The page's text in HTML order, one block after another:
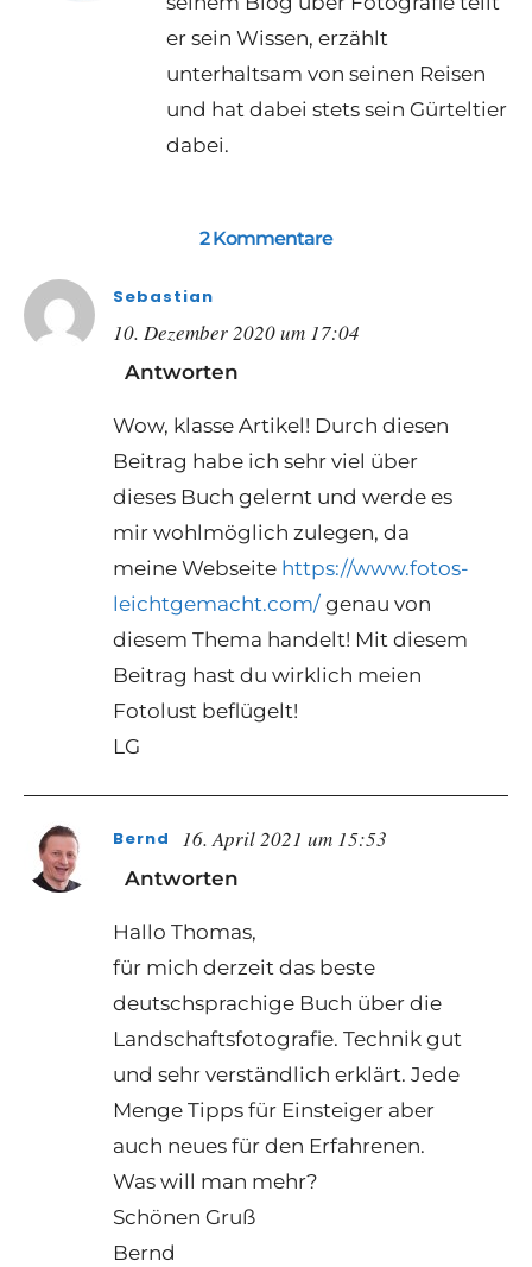
er sein Wissen, erzählt
unterhaltsam von seinen Reisen
und hat dabei stets sein Gürteltier
dabei.
2 Kommentare
Sebastian
10. Dezember 2020 um 17:04
Antworten
Wow, klasse Artikel! Durch diesen
Beitrag habe ich sehr viel über
dieses Buch gelernt und werde es
mir wohlmöglich zulegen, da
meine Webseite https://www.fotos-
leichtgemacht.com/ genau von
diesem Thema handelt! Mit diesem
Beitrag hast du wirklich meien
Fotolust beflügelt!
LG
Bernd 16. April 2021 um 15:53
Antworten
Hallo Thomas,
für mich derzeit das beste
deutschsprachige Buch über die
Landschaftsfotografie. Technik gut
und sehr verständlich erklärt. Jede
Menge Tipps für Einsteiger aber
auch neues für den Erfahrenen.
Was will man mehr?
Schönen Gruß
Bernd